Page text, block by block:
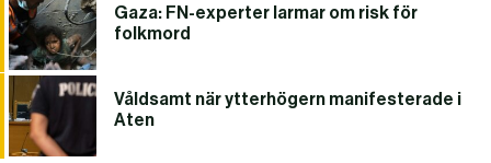
Gaza: FN-experter larmar om risk för
folkmord
Våldsamt när ytterhögern manifesterade i
Aten